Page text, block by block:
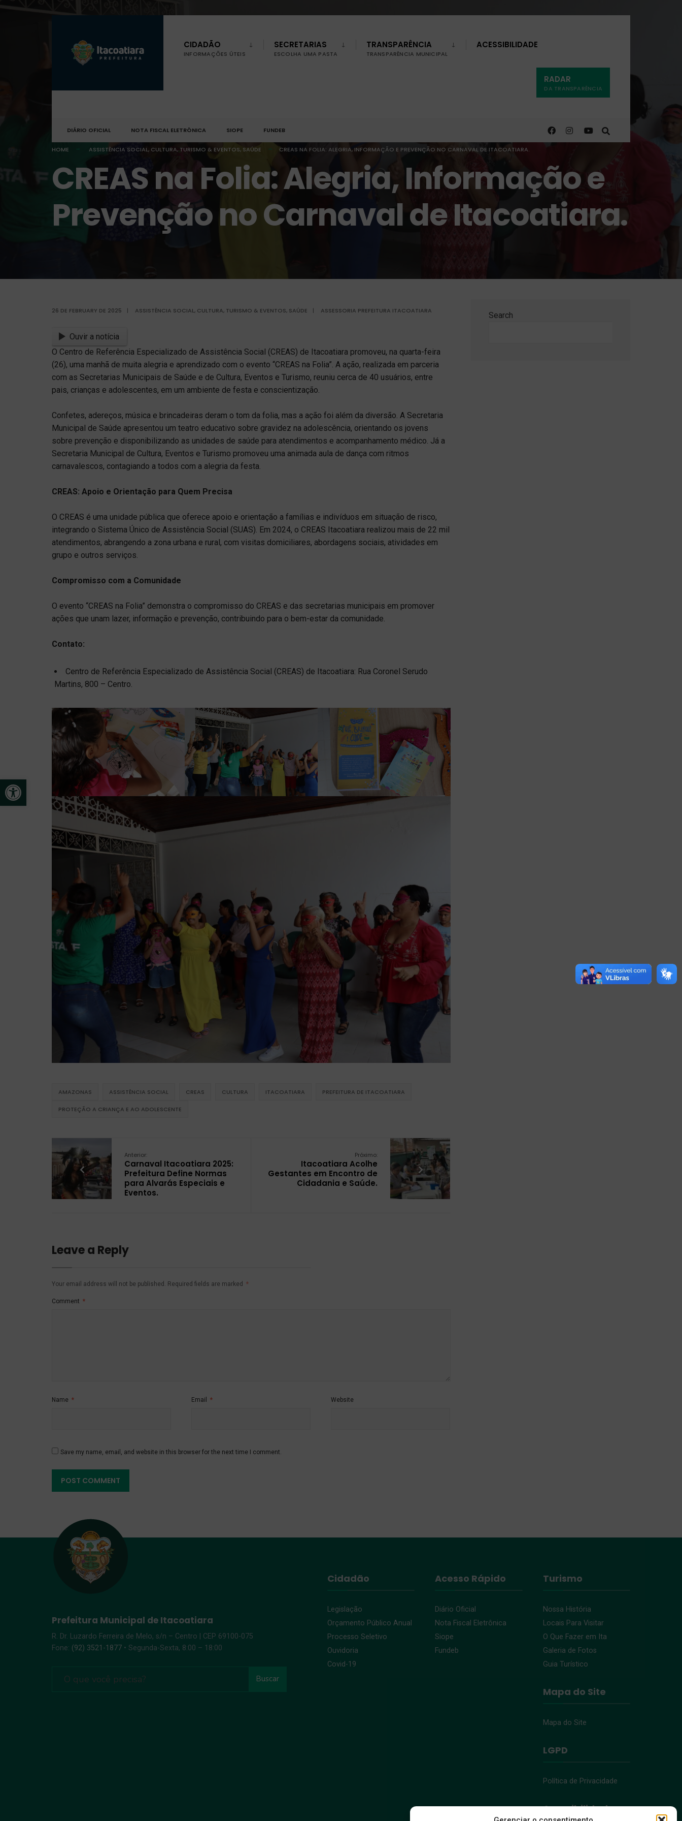
Open toolbar
CIDADÃO
INFORMAÇÕES ÚTEIS
SECRETARIAS
ESCOLHA UMA PASTA
TRANSPARÊNCIA
TRANSPARÊNCIA MUNICIPAL
ACESSIBILIDADE
RADAR
DA TRANSPARÊNCIA
DIÁRIO OFICIAL NOTA FISCAL ELETRÔNICA SIOPE FUNDEB
HOME ASSISTÊNCIA SOCIAL, CULTURA, TURISMO & EVENTOS, SAÚDE CREAS NA FOLIA: ALEGRIA, INFORMAÇÃO E PREVENÇÃO NO CARNAVAL DE ITACOATIARA.
CREAS na Folia: Alegria, Informação e
Prevenção no Carnaval de Itacoatiara.
26 DE FEBRUARY DE 2025 | ASSISTÊNCIA SOCIAL, CULTURA, TURISMO & EVENTOS, SAÚDE | ASSESSORIA PREFEITURA ITACOATIARA
Ouvir a notícia
O Centro de Referência Especializado de Assistência Social (CREAS) de Itacoatiara promoveu, na quarta-feira
(26), uma manhã de muita alegria e aprendizado com o evento “CREAS na Folia”. A ação, realizada em parceria
com as Secretarias Municipais de Saúde e de Cultura, Eventos e Turismo, reuniu cerca de 40 usuários, entre
pais, crianças e adolescentes, em um ambiente de festa e conscientização.
Confetes, adereços, música e brincadeiras deram o tom da folia, mas a ação foi além da diversão. A Secretaria
Municipal de Saúde apresentou um teatro educativo sobre gravidez na adolescência, orientando os jovens
sobre prevenção e disponibilizando as unidades de saúde para atendimentos e acompanhamento médico. Já a
Secretaria Municipal de Cultura, Eventos e Turismo promoveu uma animada aula de dança com ritmos
carnavalescos, contagiando a todos com a alegria da festa.
CREAS: Apoio e Orientação para Quem Precisa
O CREAS é uma unidade pública que oferece apoio e orientação a famílias e indivíduos em situação de risco,
integrando o Sistema Único de Assistência Social (SUAS). Em 2024, o CREAS Itacoatiara realizou mais de 22 mil
atendimentos, abrangendo a zona urbana e rural, com visitas domiciliares, abordagens sociais, atividades em
grupo e outros serviços.
Compromisso com a Comunidade
O evento “CREAS na Folia” demonstra o compromisso do CREAS e das secretarias municipais em promover
ações que unam lazer, informação e prevenção, contribuindo para o bem-estar da comunidade.
Contato:
Centro de Referência Especializado de Assistência Social (CREAS) de Itacoatiara: Rua Coronel Serudo
Martins, 800 – Centro.
AMAZONAS ASSISTÊNCIA SOCIAL CREAS CULTURA ITACOATIARA PREFEITURA DE ITACOATIARA
PROTEÇÃO A CRIANÇA E AO ADOLESCENTE
Anterior:
Carnaval Itacoatiara 2025:
Prefeitura Define Normas
para Alvarás Especiais e
Eventos.
Próximo:
Itacoatiara Acolhe
Gestantes em Encontro de
Cidadania e Saúde.
Leave a Reply
Your email address will not be published. Required fields are marked *
Comment *
Name * Email * Website
Save my name, email, and website in this browser for the next time I comment.
Search
Prefeitura Municipal de Itacoatiara
R. Dr. Luzardo Ferreira de Melo, s/n – Centro | CEP 69100-075
Fone: (92) 3521-1877 • Segunda-Sexta, 8:00 – 18:00
Buscar
Cidadão
Legislação
Orçamento Público Anual
Processo Seletivo
Ouvidoria
Covid-19
Acesso Rápido
Diário Oficial
Nota Fiscal Eletrônica
Siope
Fundeb
Turismo
Nossa História
Locais Para Visitar
O Que Fazer em Ita
Galeria de Fotos
Guia Turístico
Mapa do Site
Mapa do Site
LGPD
Política de Privacidade
Acessibilidade